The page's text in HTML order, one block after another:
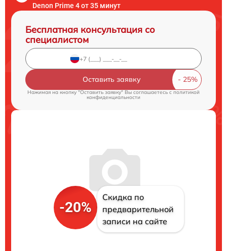
Denon Prime 4 от 35 минут
Бесплатная консультация со
специалистом
Оставить заявку
Нажимая на кнопку "Оставить заявку" Вы соглашаетесь c политикой
конфиденциальности
-20%
Скидка по
предварительной
записи на сайте